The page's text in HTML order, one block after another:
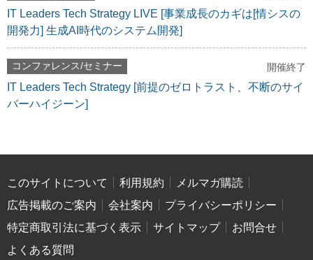
IT Leaders Tech Strategy LIVE [事業成長のカギは[情シスの
開発力] 生成AI時代のシステム開発]
コンファレンス/セミナー 開催終了
IT Leaders Tech Strategy [前提のゼロトラスト、不断のサイ
バーハイジーン]
このサイトについて 利用規約
メルマガ購読
広告掲載のご案内
会社案内
プライバシーポリシー
特定商取引法に基づく表示
サイトマップ
お問合せ
よくある質問